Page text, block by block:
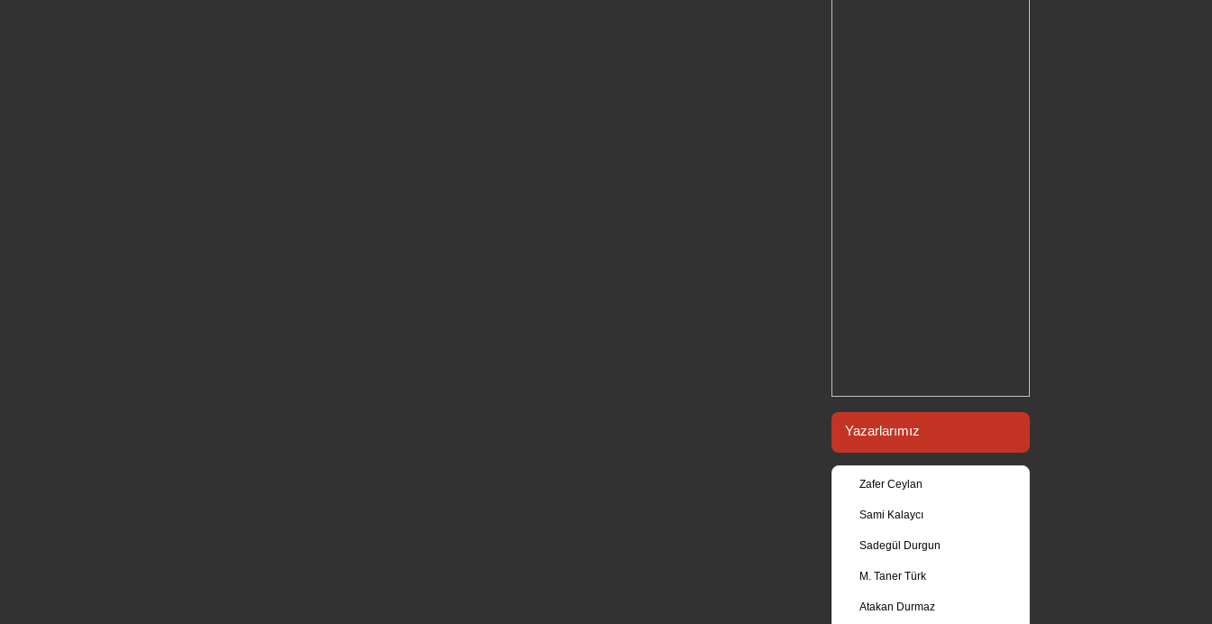
Yazarlarımız
Zafer Ceylan
Sami Kalaycı
Sadegül Durgun
M. Taner Türk
Atakan Durmaz